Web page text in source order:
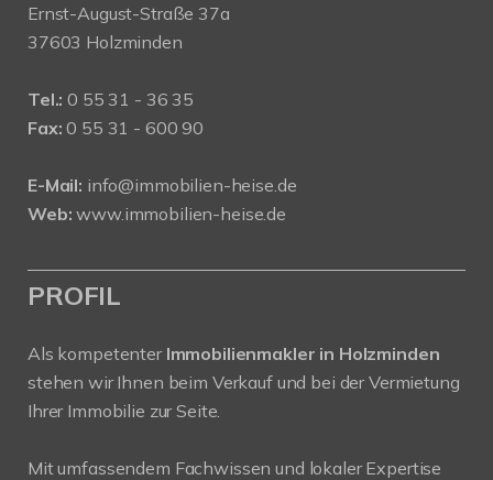
Ernst-August-Straße 37a
37603 Holzminden
Tel.: 0 55 31 - 36 35
Fax: 0 55 31 - 600 90
E-Mail: info@immobilien-heise.de
Web: www.immobilien-heise.de
PROFIL
Als kompetenter Immobilienmakler in Holzminden
stehen wir Ihnen beim Verkauf und bei der Vermietung
Ihrer Immobilie zur Seite.
Mit umfassendem Fachwissen und lokaler Expertise